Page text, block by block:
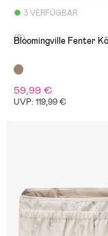
3 VERFÜGBAR
(0)
Bloomingville Fenter
59,99 €
UVP: 119,99 €